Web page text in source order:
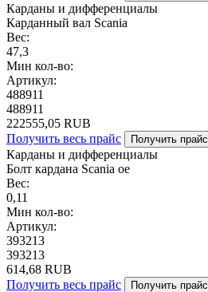
Карданы и дифференциалы
Карданный вал Scania
Вес:
47,3
Мин кол-во:
Артикул:
488911
488911
222555,05 RUB
Получить весь прайс
Получить прайс
Карданы и дифференциалы
Болт кардана Scania oe
Вес:
0,11
Мин кол-во:
Артикул:
393213
393213
614,68 RUB
Получить весь прайс
Получить прайс